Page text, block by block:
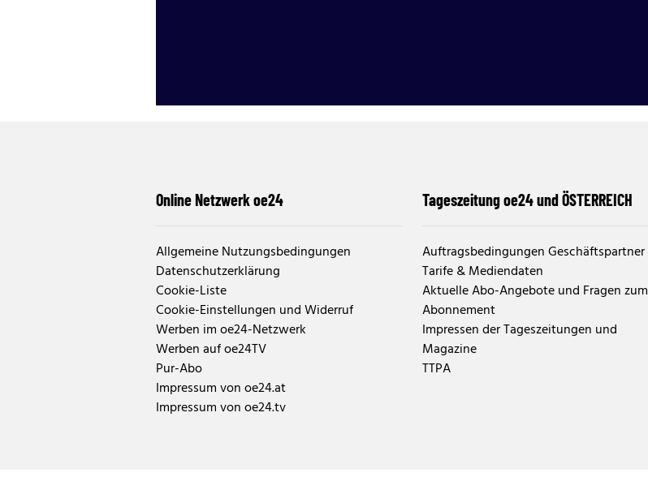
Online Netzwerk oe24
Allgemeine Nutzungsbedingungen
Datenschutzerklärung
Cookie-Liste
Cookie-Einstellungen und Widerruf
Werben im oe24-Netzwerk
Werben auf oe24TV
Pur-Abo
Impressum von oe24.at
Impressum von oe24.tv
Tageszeitung oe24 und ÖSTERREICH
Auftragsbedingungen Geschäftspartner
Tarife & Mediendaten
Aktuelle Abo-Angebote und Fragen zum
Abonnement
Impressen der Tageszeitungen und
Magazine
TTPA